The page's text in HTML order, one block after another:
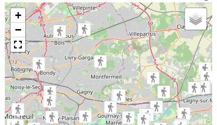
Trier par
Horodatage Photos
+
−